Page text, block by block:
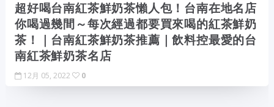
超好喝台南紅茶鮮奶茶懶人包！台南在地名店
你喝過幾間～每次經過都要買來喝的紅茶鮮奶
茶！｜台南紅茶鮮奶茶推薦｜飲料控最愛的台
南紅茶鮮奶茶名店
12月 05, 2022 0